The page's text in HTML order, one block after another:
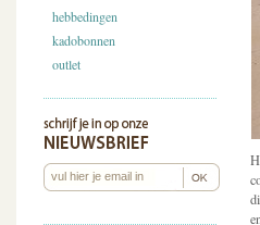
hebbedingen
kadobonnen
outlet